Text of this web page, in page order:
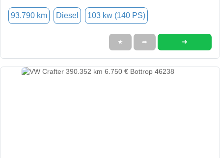
93.790 km Diesel 103 kw (140 PS)
★ ➦ ➜